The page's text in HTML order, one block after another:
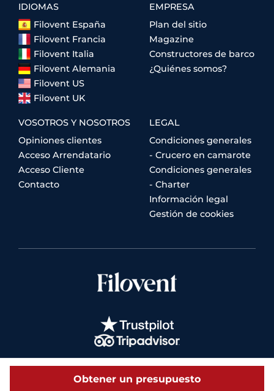
Obtener un presupuesto
IDIOMAS
Filovent España
Filovent Francia
Filovent Italia
Filovent Alemania
Filovent US
Filovent UK
EMPRESA
Plan del sitio
Magazine
Constructores de barco
¿Quiénes somos?
VOSOTROS Y NOSOTROS
Opiniones clientes
Acceso Arrendatario
Acceso Cliente
Contacto
LEGAL
Condiciones generales
- Crucero en camarote
Condiciones generales
- Charter
Información legal
Gestión de cookies
© 2026 Filovent